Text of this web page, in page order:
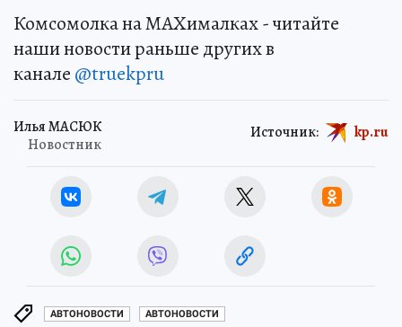
Комсомолка на MAXималках - читайте
наши новости раньше других в
канале @truekpru
Илья МАСЮК
Новостник
Источник: kp.ru
АВТОНОВОСТИ АВТОНОВОСТИ